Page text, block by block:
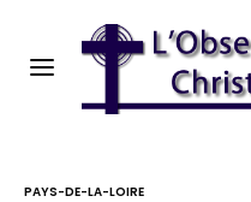
PAYS-DE-LA-LOIRE